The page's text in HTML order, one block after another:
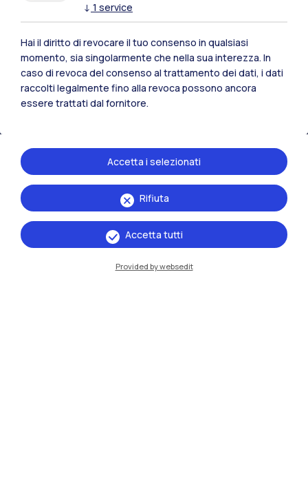
Polimi Community
Tutti i siti dell’ecosistema
↓ 1 service
Hai il diritto di revocare il tuo consenso in qualsiasi
momento, sia singolarmente che nella sua interezza. In
caso di revoca del consenso al trattamento dei dati, i dati
raccolti legalmente fino alla revoca possono ancora
essere trattati dal fornitore.
Rifiuta
Accetta i selezionati
Accetta tutti
Provided by websedit